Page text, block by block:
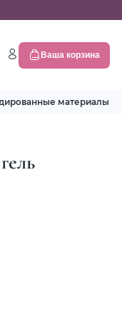
Ваша корзина
материалы